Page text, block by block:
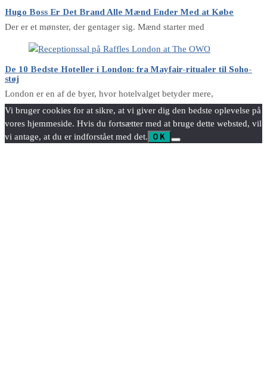
Hugo Boss Er Det Brand Alle Mænd Ender Med at Købe
Der er et mønster, der gentager sig. Mænd starter med
De 10 Bedste Hoteller i London: fra Mayfair-ritualer til Soho-
støj
London er en af de byer, hvor hotelvalget betyder mere,
Vi bruger cookies for at sikre, at vi giver dig den bedste oplevelse på
vores hjemmeside. Hvis du fortsætter med at bruge dette websted, vil
vi antage, at du er indforstået med det.
OK